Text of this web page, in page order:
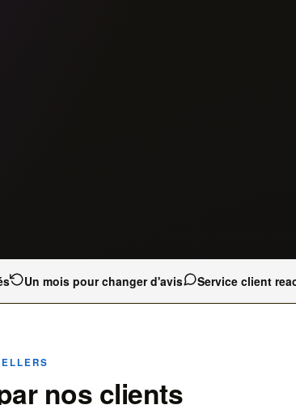
Un mois pour changer d'avis Service client
nos clients